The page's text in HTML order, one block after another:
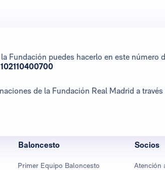
Fundación puedes hacerlo en este número
de la Fundación Real Madrid a
Baloncesto
Primer Equipo Baloncesto
Socios
Atención